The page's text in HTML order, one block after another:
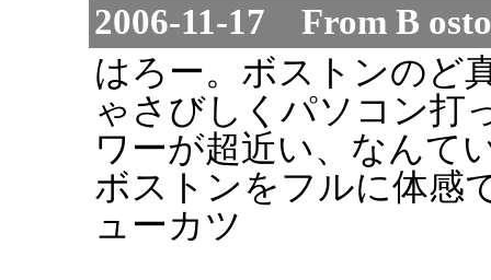
2006-11-17 From B
はろー。ボストンのど
ゃさびしくパソコン打
ワーが超近い、なんて
ボストンをフルに体感
ューカツ